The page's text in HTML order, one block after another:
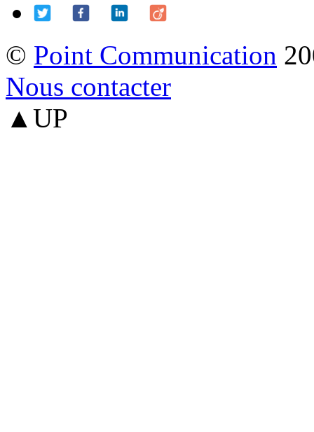
© Point Communication
Nous contacter
▲UP